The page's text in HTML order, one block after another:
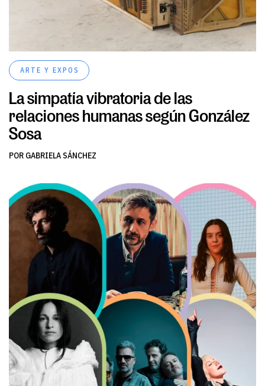
ARTE Y EXPOS
La simpatía vibratoria de las
relaciones humanas según González
Sosa
POR GABRIELA SÁNCHEZ